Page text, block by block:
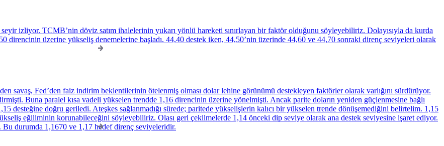
izliyor. TCMB’nin döviz satım ihalelerinin yukarı yönlü hareketi sınırlayan bir faktör olduğunu söyleyebiliriz. Dolayısıyla da kurda
üzerine yükseliş denemelerine başladı. 44,40 destek iken, 44,50’nin üzerinde 44,60 ve 44,70 sonraki direnç seviyeleri olarak
savaş, Fed’den faiz indirim beklentilerinin ötelenmiş olması dolar lehine görünümü destekleyen faktörler olarak varlığını sürdürüyor.
Buna paralel kısa vadeli yükselen trendde 1,16 direncinin üzerine yönelmişti. Ancak parite doların yeniden güçlenmesine bağlı
desteğine doğru geriledi. Ateşkes sağlanmadığı sürede; paritede yükselişlerin kalıcı bir yükselen trende dönüşemediğini belirtelim. 1,15
eğiliminin korunabileceğini söyleyebiliriz. Olası geri çekilmelerde 1,14 önceki dip seviye olarak ana destek seviyesine işaret ediyor.
Bu durumda 1,1670 ve 1,17 hedef direnç seviyeleridir.